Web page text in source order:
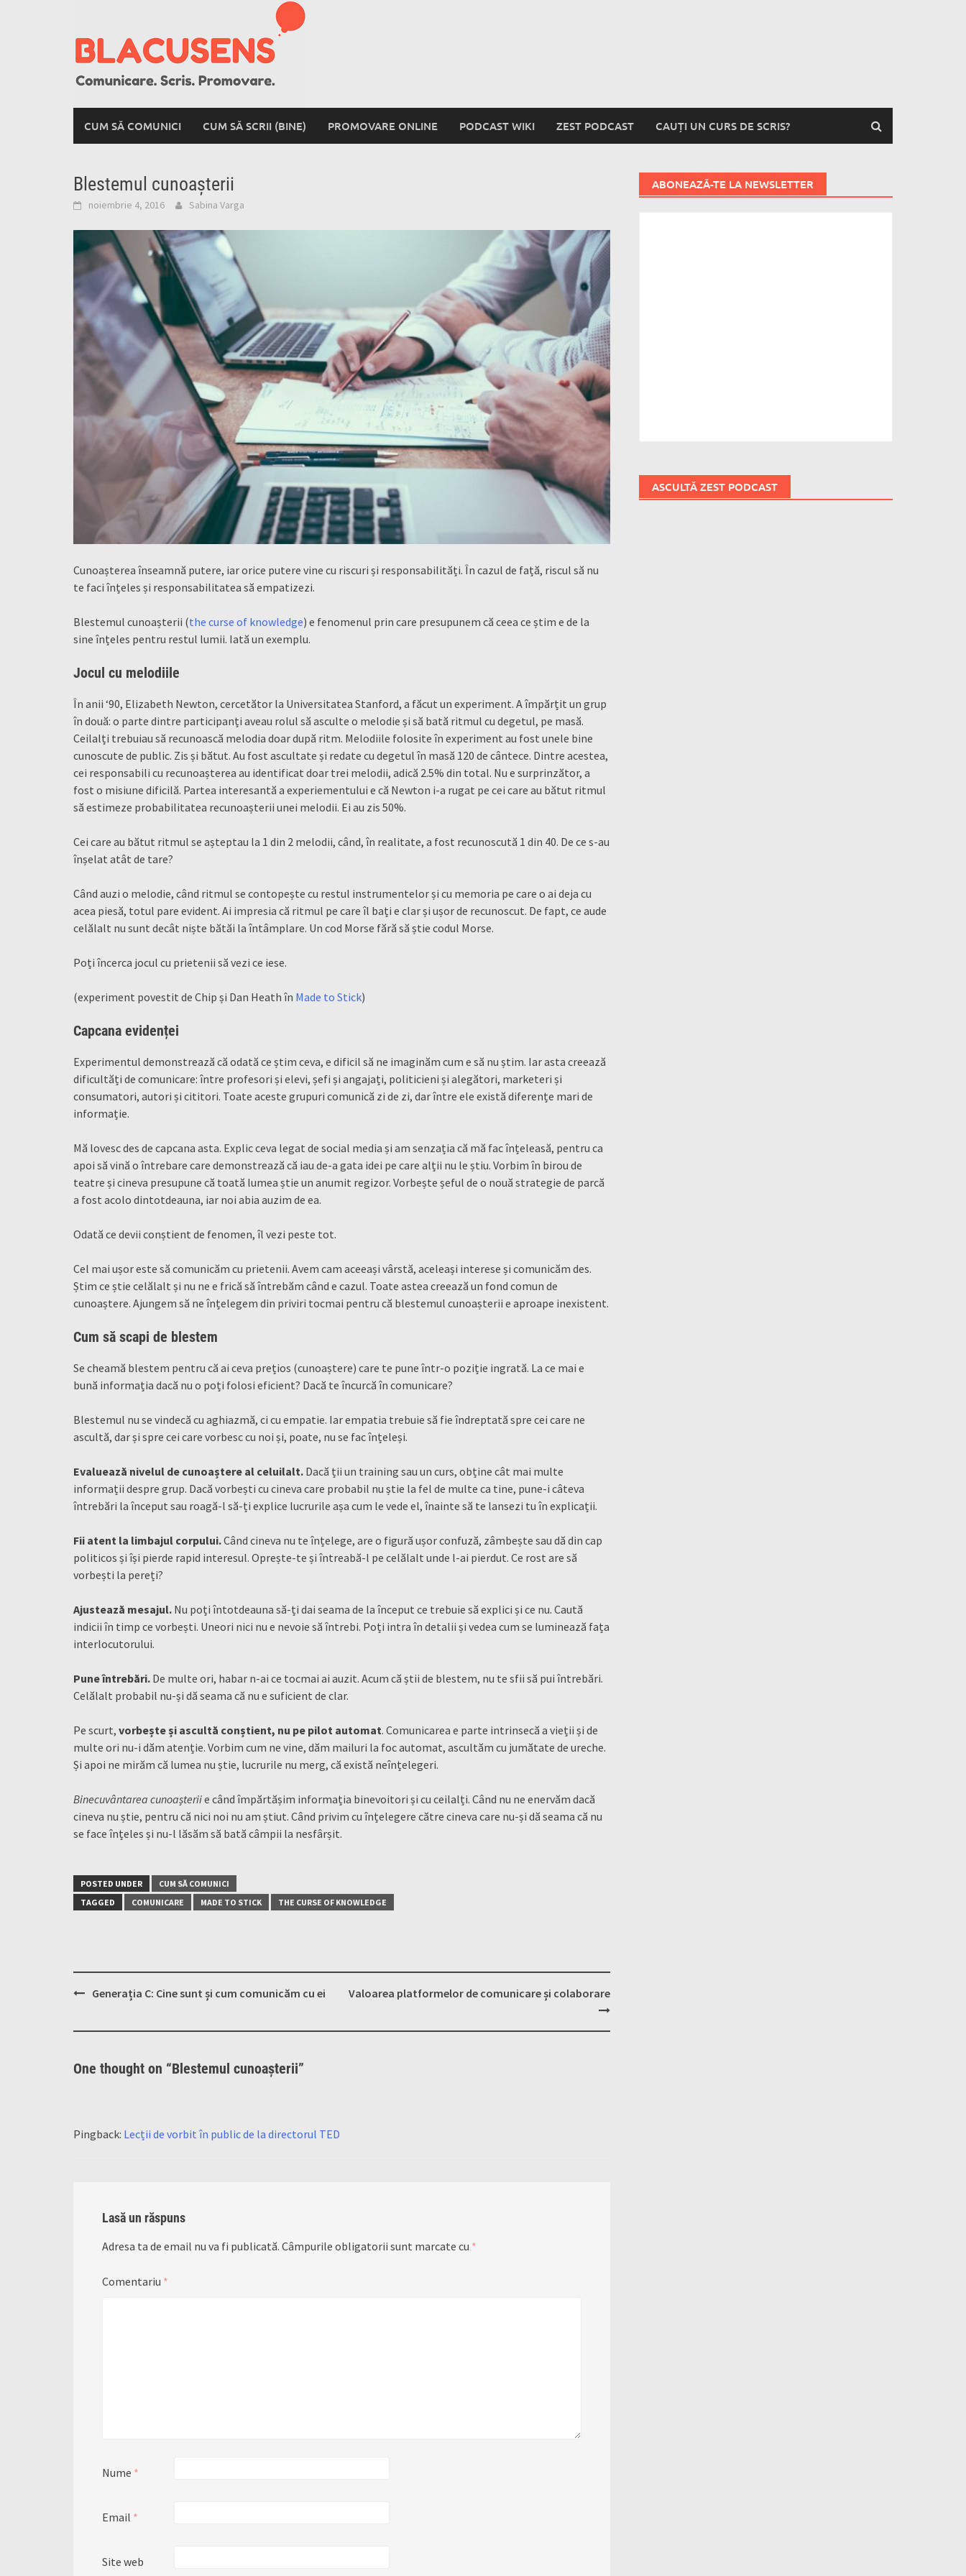
CUM SĂ COMUNICI CUM SĂ SCRII (BINE) PROMOVARE ONLINE PODCAST WIKI ZEST PODCAST CAUȚI UN CURS DE SCRIS?
Blestemul cunoașterii
noiembrie 4, 2016 Sabina Varga
Cunoașterea înseamnă putere, iar orice putere vine cu riscuri și responsabilități. În cazul de față, riscul să nu
te faci înțeles și responsabilitatea să empatizezi.
Blestemul cunoașterii (the curse of knowledge) e fenomenul prin care presupunem că ceea ce știm e de la
sine înțeles pentru restul lumii. Iată un exemplu.
Jocul cu melodiile
În anii ‘90, Elizabeth Newton, cercetător la Universitatea Stanford, a făcut un experiment. A împărțit un grup
în două: o parte dintre participanți aveau rolul să asculte o melodie și să bată ritmul cu degetul, pe masă.
Ceilalți trebuiau să recunoască melodia doar după ritm. Melodiile folosite în experiment au fost unele bine
cunoscute de public. Zis și bătut. Au fost ascultate și redate cu degetul în masă 120 de cântece. Dintre acestea,
cei responsabili cu recunoașterea au identificat doar trei melodii, adică 2.5% din total. Nu e surprinzător, a
fost o misiune dificilă. Partea interesantă a experiementului e că Newton i-a rugat pe cei care au bătut ritmul
să estimeze probabilitatea recunoașterii unei melodii. Ei au zis 50%.
Cei care au bătut ritmul se așteptau la 1 din 2 melodii, când, în realitate, a fost recunoscută 1 din 40. De ce s-au
înșelat atât de tare?
Când auzi o melodie, când ritmul se contopește cu restul instrumentelor și cu memoria pe care o ai deja cu
acea piesă, totul pare evident. Ai impresia că ritmul pe care îl bați e clar și ușor de recunoscut. De fapt, ce aude
celălalt nu sunt decât niște bătăi la întâmplare. Un cod Morse fără să știe codul Morse.
Poți încerca jocul cu prietenii să vezi ce iese.
(experiment povestit de Chip și Dan Heath în Made to Stick)
Capcana evidenței
Experimentul demonstrează că odată ce știm ceva, e dificil să ne imaginăm cum e să nu știm. Iar asta creează
dificultăți de comunicare: între profesori și elevi, șefi și angajați, politicieni și alegători, marketeri și
consumatori, autori și cititori. Toate aceste grupuri comunică zi de zi, dar între ele există diferențe mari de
informație.
Mă lovesc des de capcana asta. Explic ceva legat de social media și am senzația că mă fac înțeleasă, pentru ca
apoi să vină o întrebare care demonstrează că iau de-a gata idei pe care alții nu le știu. Vorbim în birou de
teatre și cineva presupune că toată lumea știe un anumit regizor. Vorbește șeful de o nouă strategie de parcă
a fost acolo dintotdeauna, iar noi abia auzim de ea.
Odată ce devii conștient de fenomen, îl vezi peste tot.
Cel mai ușor este să comunicăm cu prietenii. Avem cam aceeași vârstă, aceleași interese și comunicăm des.
Știm ce știe celălalt și nu ne e frică să întrebăm când e cazul. Toate astea creează un fond comun de
cunoaștere. Ajungem să ne înțelegem din priviri tocmai pentru că blestemul cunoașterii e aproape inexistent.
Cum să scapi de blestem
Se cheamă blestem pentru că ai ceva prețios (cunoaștere) care te pune într-o poziție ingrată. La ce mai e
bună informația dacă nu o poți folosi eficient? Dacă te încurcă în comunicare?
Blestemul nu se vindecă cu aghiazmă, ci cu empatie. Iar empatia trebuie să fie îndreptată spre cei care ne
ascultă, dar și spre cei care vorbesc cu noi și, poate, nu se fac înțeleși.
Evaluează nivelul de cunoaștere al celuilalt. Dacă ții un training sau un curs, obține cât mai multe
informații despre grup. Dacă vorbești cu cineva care probabil nu știe la fel de multe ca tine, pune-i câteva
întrebări la început sau roagă-l să-ți explice lucrurile așa cum le vede el, înainte să te lansezi tu în explicații.
Fii atent la limbajul corpului.Când cineva nu te înțelege, are o figură ușor confuză, zâmbește sau dă din cap
politicos și își pierde rapid interesul. Oprește-te și întreabă-l pe celălalt unde l-ai pierdut. Ce rost are să
vorbești la pereți?
Ajustează mesajul. Nu poți întotdeauna să-ți dai seama de la început ce trebuie să explici și ce nu. Caută
indicii în timp ce vorbești. Uneori nici nu e nevoie să întrebi. Poți intra în detalii și vedea cum se luminează fața
interlocutorului.
Pune întrebări. De multe ori, habar n-ai ce tocmai ai auzit. Acum că știi de blestem, nu te sfii să pui întrebări.
Celălalt probabil nu-și dă seama că nu e suficient de clar.
Pe scurt, vorbește și ascultă conștient, nu pe pilot automat. Comunicarea e parte intrinsecă a vieții și de
multe ori nu-i dăm atenție. Vorbim cum ne vine, dăm mailuri la foc automat, ascultăm cu jumătate de ureche.
Și apoi ne mirăm că lumea nu știe, lucrurile nu merg, că există neînțelegeri.
Binecuvântarea cunoașteriie când împărtășim informația binevoitori și cu ceilalți. Când nu ne enervăm dacă
cineva nu știe, pentru că nici noi nu am știut. Când privim cu înțelegere către cineva care nu-și dă seama că nu
se face înțeles și nu-l lăsăm să bată câmpii la nesfârșit.
POSTED UNDER
CUM SĂ COMUNICI
TAGGED
COMUNICARE MADE TO STICK THE CURSE OF KNOWLEDGE
PostGenerația C: Cine sunt și cum comunicăm cu ei Valoarea platformelor de comunicare și colaborare
One thought on “Blestemul cunoașterii”
Pingback: Lecții de vorbit în public de la directorul TED
Lasă un răspuns
Adresa ta de email nu va fi publicată. Câmpurile obligatorii sunt marcate cu *
Comentariu *
Nume *
Email *
Site web
ABONEAZĂ-TE LA NEWSLETTER
ASCULTĂ ZEST PODCAST